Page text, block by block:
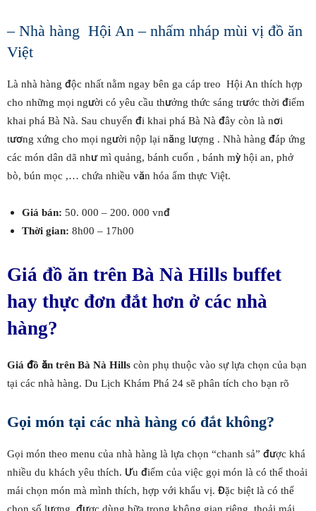
– Nhà hàng Hội An – nhấm nháp mùi vị đồ ăn
Việt
Là nhà hàng độc nhất nằm ngay bên ga cáp treo Hội An thích hợp
cho những mọi người có yêu cầu thưởng thức sáng trước thời điểm
khai phá Bà Nà. Sau chuyến đi khai phá Bà Nà đây còn là nơi
tương xứng cho mọi người nộp lại năng lượng . Nhà hàng đáp ứng
các món dân dã như mì quảng, bánh cuốn , bánh mỳ hội an, phở
bò, bún mọc ,… chứa nhiều văn hóa ẩm thực Việt.
Giá bán: 50. 000 – 200. 000 vnđ
Thời gian: 8h00 – 17h00
Giá đồ ăn trên Bà Nà Hills buffet
hay thực đơn đắt hơn ở các nhà
hàng?
Giá đồ ăn trên Bà Nà Hills còn phụ thuộc vào sự lựa chọn của bạn
tại các nhà hàng. Du Lịch Khám Phá 24 sẽ phân tích cho bạn rõ
Gọi món tại các nhà hàng có đắt không?
Gọi món theo menu của nhà hàng là lựa chọn “chanh sả” được khá
nhiều du khách yêu thích. Ưu điểm của việc gọi món là có thể thoải
mái chọn món mà mình thích, hợp với khẩu vị. Đặc biệt là có thể